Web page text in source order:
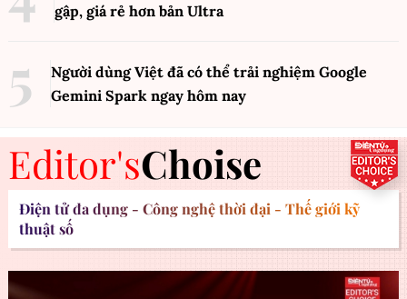
gập, giá rẻ hơn bản Ultra
Người dùng Việt đã có thể trải nghiệm Google
Gemini Spark ngay hôm nay
Editor'sChoise
Điện tử đa dụng - Công nghệ thời đại - Thế giới kỹ
thuật số